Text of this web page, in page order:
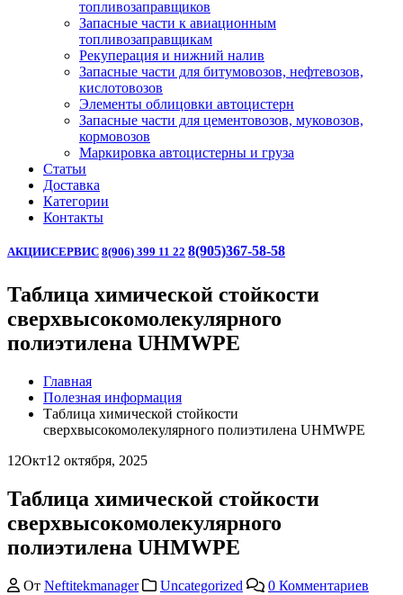
топливозаправщиков
Запасные части к авиационным
топливозаправщикам
Рекуперация и нижний налив
Запасные части для битумовозов, нефтевозов,
кислотовозов
Элементы облицовки автоцистерн
Запасные части для цементовозов, муковозов,
кормовозов
Маркировка автоцистерны и груза
Статьи
Доставка
Категории
Контакты
АКЦИИСЕРВИС 8(906) 399 11 22 8(905)367-58-58
Таблица химической стойкости
сверхвысокомолекулярного
полиэтилена UHMWPE
Главная
Полезная информация
Таблица химической стойкости
сверхвысокомолекулярного полиэтилена UHMWPE
12Окт12 октября, 2025
Таблица химической стойкости
сверхвысокомолекулярного
полиэтилена UHMWPE
От Neftitekmanager Uncategorized
0 Комментариев